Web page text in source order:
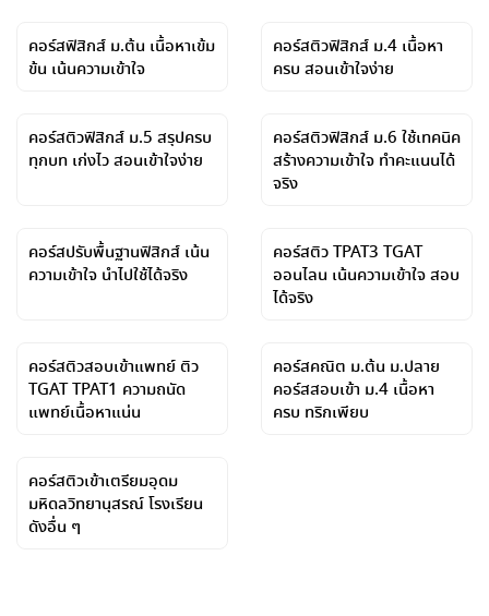
คอร์สฟิสิกส์ ม.ต้น เนื้อหาเข้ม
ข้น เน้นความเข้าใจ
คอร์สติวฟิสิกส์ ม.4 เนื้อหา
ครบ สอนเข้าใจง่าย
คอร์สติวฟิสิกส์ ม.5 สรุปครบ
ทุกบท เก่งไว สอนเข้าใจง่าย
คอร์สติวฟิสิกส์ ม.6 ใช้เทคนิค
สร้างความเข้าใจ ทำคะแนนได้
จริง
คอร์สปรับพื้นฐานฟิสิกส์ เน้น
ความเข้าใจ นำไปใช้ได้จริง
คอร์สติว TPAT3 TGAT
ออนไลน เน้นความเข้าใจ สอบ
ได้จริง
คอร์สติวสอบเข้าแพทย์ ติว
TGAT TPAT1 ความถนัด
แพทย์เนื้อหาแน่น
คอร์สคณิต ม.ต้น ม.ปลาย
คอร์สสอบเข้า ม.4 เนื้อหา
ครบ ทริกเพียบ
คอร์สติวเข้าเตรียมอุดม
มหิดลวิทยานุสรณ์ โรงเรียน
ดังอื่น ๆ